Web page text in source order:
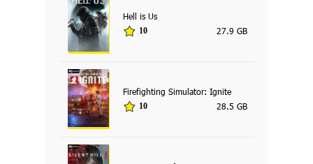
Hell is Us
10 27.9 GB
Firefighting Simulator: Ignite
10 28.5 GB